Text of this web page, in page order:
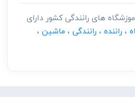
های رانندگی کشور دارای
،راننده ،رانندگی ، ماشین ،